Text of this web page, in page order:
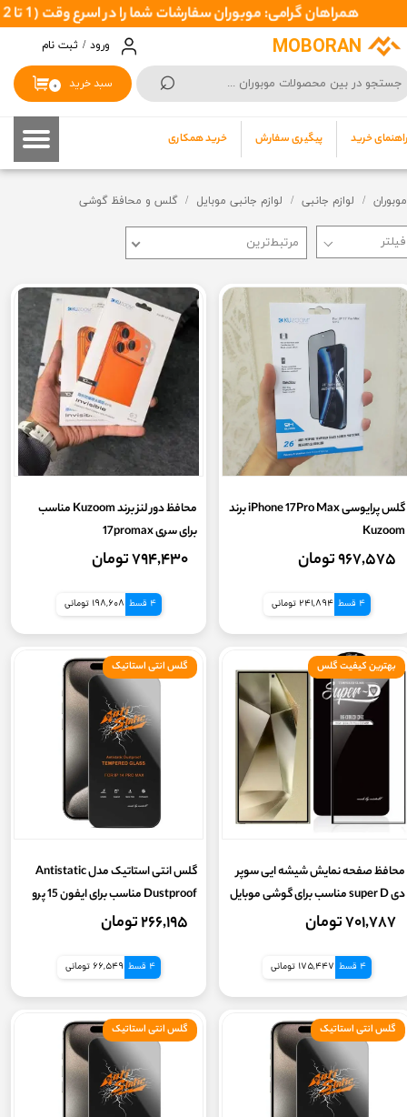
MOBORAN
⌕ ۰ سبد خرید
راهنمای خرید پیگیری سفارش خرید همکاری
ورود / ثبت نام
حساب کاربری من
تغییر گذر واژه
خروج از حساب کاربری
گرامی: موبوران سفارشات شما را در اسرع وقت ( 1 تا 2 روز کاری ) ارسال میکند تا نهایتا بین 3 تا 7 روزکاری بدستتان برسد
موبوران لوازم جانبی لوازم جانبی موبایل گلس و محافظ گوشی
مرتبط‌ترین
گلس پرایوسی iPhone 17Pro Max برند
Kuzoom
۹۶۷,۵۷۵ تومان
4 قسط 241,894 تومانی
محافظ دور لنز برند Kuzoom مناسب
برای سری 17promax
۷۹۴,۴۳۰ تومان
4 قسط 198,608 تومانی
محافظ صفحه نمایش شیشه ایی سوپر
دی super D مناسب برای گوشی موبایل
سامسونگ Galaxy S24ULTRA
۷۰۱,۷۸۷ تومان
4 قسط 175,447 تومانی
بهترین کیفیت گلس
گلس انتی استاتیک مدل Antistatic
Dustproof مناسب برای ایفون 15 پرو
مکس
۲۶۶,۱۹۵ تومان
4 قسط 66,549 تومانی
گلس انتی استاتیک
گلس انتی استاتیک گلس انتی استاتیک